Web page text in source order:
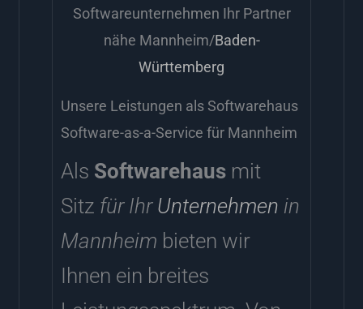
Softwareunternehmen Ihr Partner
nähe Mannheim/Baden-
Württemberg
Unsere Leistungen als Softwarehaus
Software-as-a-Service für Mannheim
Als Softwarehausmit
Sitz für Ihr Unternehmen in
Mannheim bieten wir
Ihnen ein breites